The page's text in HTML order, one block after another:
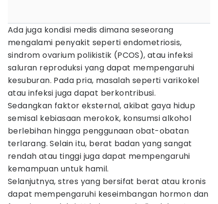
Ada juga kondisi medis dimana seseorang
mengalami penyakit seperti endometriosis,
sindrom ovarium polikistik (PCOS), atau infeksi
saluran reproduksi yang dapat mempengaruhi
kesuburan. Pada pria, masalah seperti varikokel
atau infeksi juga dapat berkontribusi.
Sedangkan faktor eksternal, akibat gaya hidup
semisal kebiasaan merokok, konsumsi alkohol
berlebihan hingga penggunaan obat-obatan
terlarang. Selain itu, berat badan yang sangat
rendah atau tinggi juga dapat mempengaruhi
kemampuan untuk hamil.
Selanjutnya, stres yang bersifat berat atau kronis
dapat mempengaruhi keseimbangan hormon dan